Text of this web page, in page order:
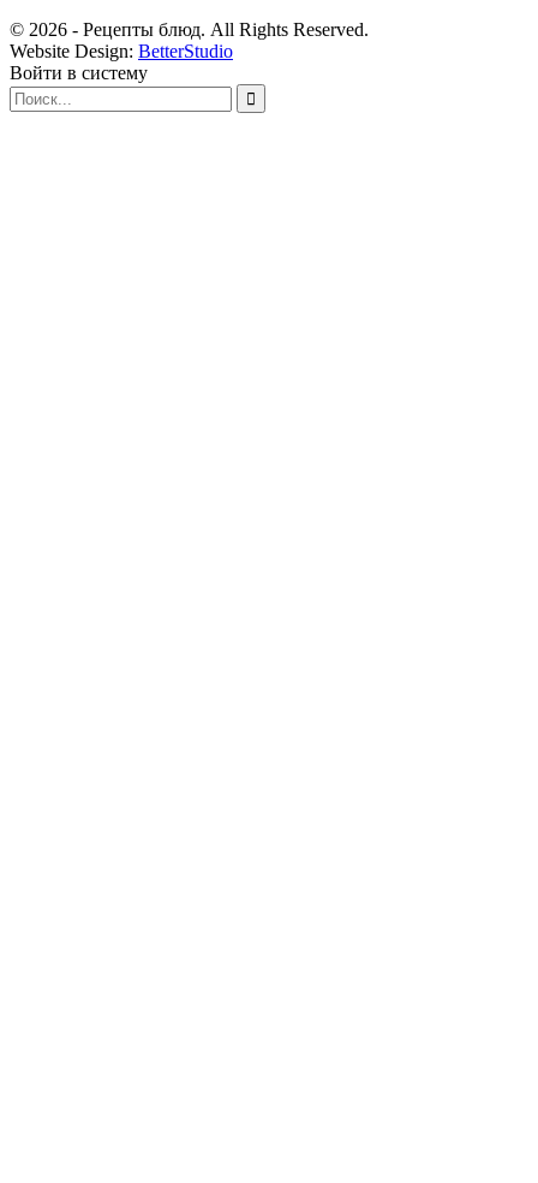
© 2026 - Рецепты блюд. All Rights Reserved.
Website Design: BetterStudio
Войти в систему